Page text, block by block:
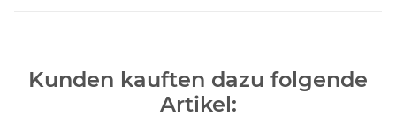
Kunden kauften dazu folgende
Artikel: